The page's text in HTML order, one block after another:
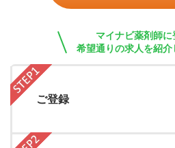
マイナビ薬剤師に
希望通りの求人を紹介
ご登録